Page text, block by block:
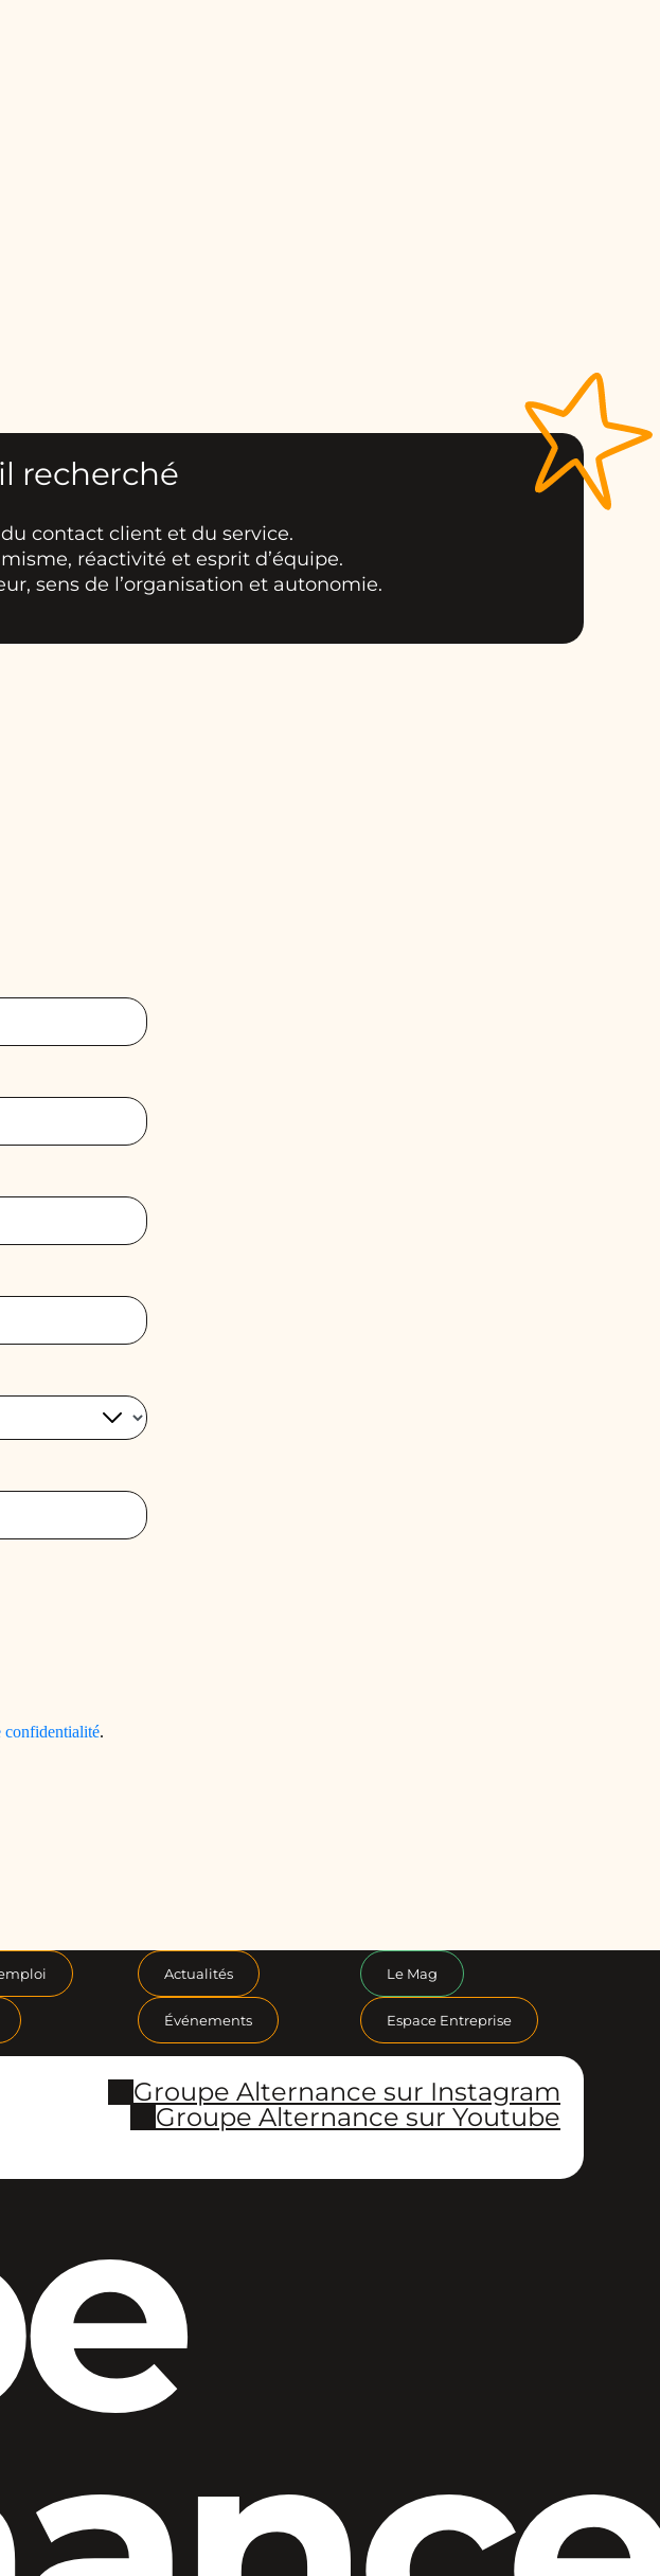
recherché
du contact client et du service.
réactivité et esprit d’équipe.
sens de l’organisation et autonomie.
Actualités Le Mag
Événements Espace Entreprise
Groupe Alternance sur Instagram
Groupe Alternance sur Youtube